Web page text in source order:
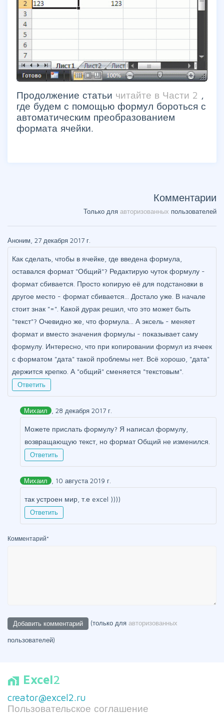
Продолжение статьи читайте в Части 2 ,
где будем с помощью формул бороться с
автоматическим преобразованием
формата ячейки.
Комментарии
Только для авторизованных пользователей
Аноним, 27 декабря 2017 г.
Как сделать, чтобы в ячейке, где введена формула,
оставался формат "Общий"? Редактирую чуток формулу -
формат сбивается. Просто копирую её для подстановки в
другое место - формат сбивается... Достало уже. В начале
стоит знак "=". Какой дурак решил, что это может быть
"текст"? Очевидно же, что формула... А эксель - меняет
формат и вместо значения формулы - показывает саму
формулу. Интересно, что при копировании формул из ячеек
с форматом "дата" такой проблемы нет. Всё хорошо, "дата"
держится крепко. А "общий" сменяется "текстовым".
Ответить
Михаил , 28 декабря 2017 г.
Можете прислать формулу? Я написал формулу,
возвращающую текст, но формат Общий не изменился.
Ответить
Михаил , 10 августа 2019 г.
так устроен мир, т.е excel ))))
Ответить
Комментарий*
(только для авторизованных
пользователей)
home_work Excel2
creator@excel2.ru
Пользовательское соглашение